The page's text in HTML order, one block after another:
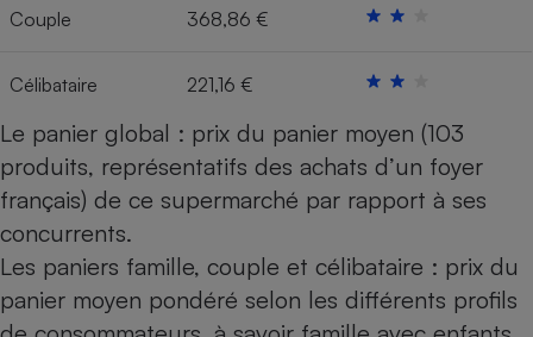
Couple 368,86 €
Célibataire 221,16 €
Le panier global : prix du panier moyen (103
produits, représentatifs des achats d’un foyer
français) de ce supermarché par rapport à ses
concurrents.
Les paniers famille, couple et célibataire : prix du
panier moyen pondéré selon les différents profils
Robot ménager